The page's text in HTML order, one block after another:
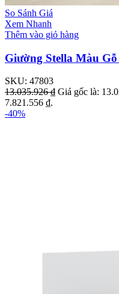
So Sánh Giá
Xem Nhanh
Thêm vào giỏ hàng
Giường Stella Màu Gỗ
SKU: 47803
13.035.926₫ Giá gốc là:
7.821.556 ₫.
-40%